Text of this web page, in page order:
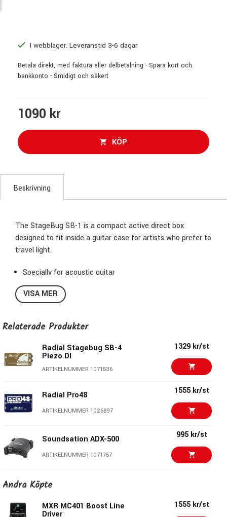
I webblager. Leveranstid 3-6 dagar
Betala direkt, med faktura eller delbetalning - Spara kort och
bankkonto - Smidigt och säkert
1090 kr
KÖP
Beskrivning
The StageBug SB-1 is a compact active direct box
designed to fit inside a guitar case for artists who prefer to
travel light.
Specially for acoustic guitar
48 V Phantom
Jack input
XLR output
Switchable 15 dB pad
Switchable 180° phase
Metal housing
Colour: Blue
VISA MER
Relaterade Produkter
Radial Stagebug SB-4
Piezo DI
ARTIKELNUMMER 1071536
1329 kr/st
Radial Pro48
ARTIKELNUMMER 1026897
1555 kr/st
Soundsation ADX-500
ARTIKELNUMMER 1071757
995 kr/st
Warm Audio WA-DI-A -
DI Box Active
ARTIKELNUMMER 1063753
Andra Köpte
MXR MC401 Boost Line
Driver
1555 kr/st